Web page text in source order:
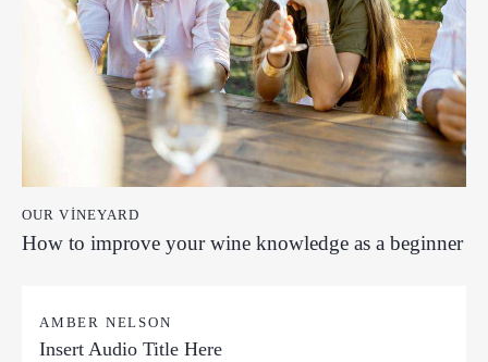
OUR VINEYARD
How to improve your wine knowledge as a beginner
AMBER NELSON
Insert Audio Title Here